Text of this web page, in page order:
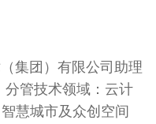
集团）有限公司助理
分管技术领域：云计
慧城市及众创空间